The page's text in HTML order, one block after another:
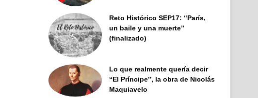
Reto Histórico SEP17: “París,
un baile y una muerte”
(finalizado)
Lo que realmente quería decir
“El Príncipe”, la obra de Nicolás
Maquiavelo